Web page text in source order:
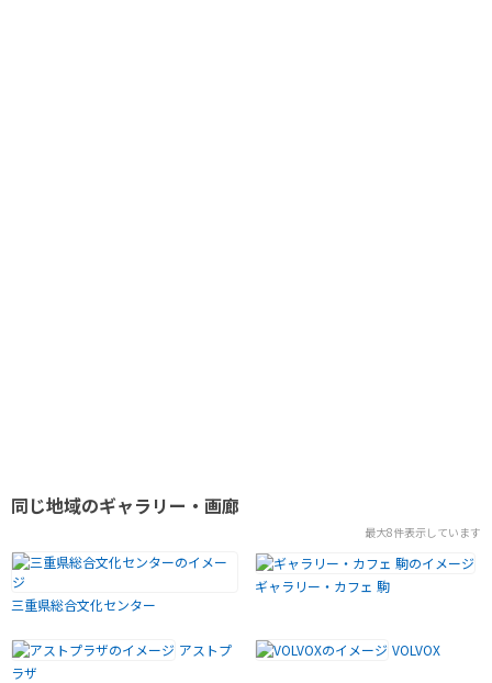
同じ地域のギャラリー・画廊
最大8件表示しています
三重県総合文化センター
ギャラリー・カフェ 駒
アストプ
ラザ
VOLVOX